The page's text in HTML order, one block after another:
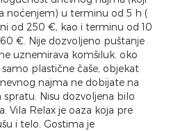
noćenjem) u terminu od 5 h (
od 250 €, kao i terminu od 10
€. Nije dozvoljeno puštanje
uznemirava komšiluk. oko
plastične čaše, objekat
najma ne dobijate na
spratu. Nisu dozvoljena bilo
Vila Relax je oaza koja pre
i telo. Gostima je